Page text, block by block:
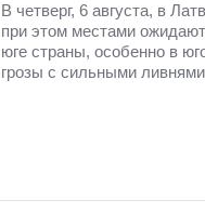
В четверг, 6 августа, в
при этом местами
юге страны, особенно в
грозы с сильными